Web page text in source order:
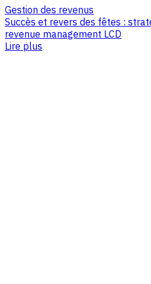
Gestion des revenus
Succès et revers des fêtes :
revenue management LCD
Lire plus